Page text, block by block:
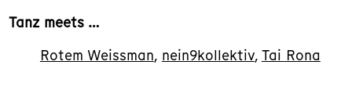
Tanz meets …
Rotem Weissman, nein9kollektiv, Tai Rona